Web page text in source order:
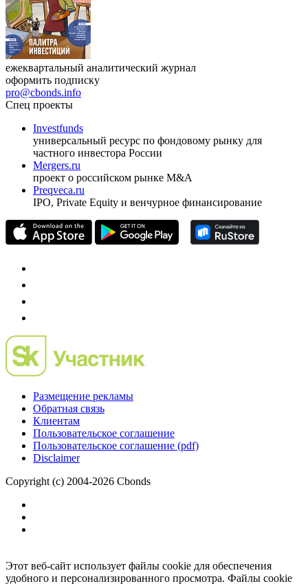
ежеквартальный аналитический журнал
оформить подписку
pro@cbonds.info
Спец проекты
Investfunds
универсальный ресурс по фондовому рынку для
частного инвестора России
Mergers.ru
проект о российском рынке M&A
Preqveca.ru
IPO, Private Equity и венчурное финансирование
Размещение рекламы
Обратная связь
Клиентам
Пользовательское соглашение
Пользовательское соглашение (pdf)
Disclaimer
Copyright (c) 2004-2026 Cbonds
Этот веб-сайт использует файлы cookie для обеспечения
удобного и персонализированного просмотра. Файлы cookie